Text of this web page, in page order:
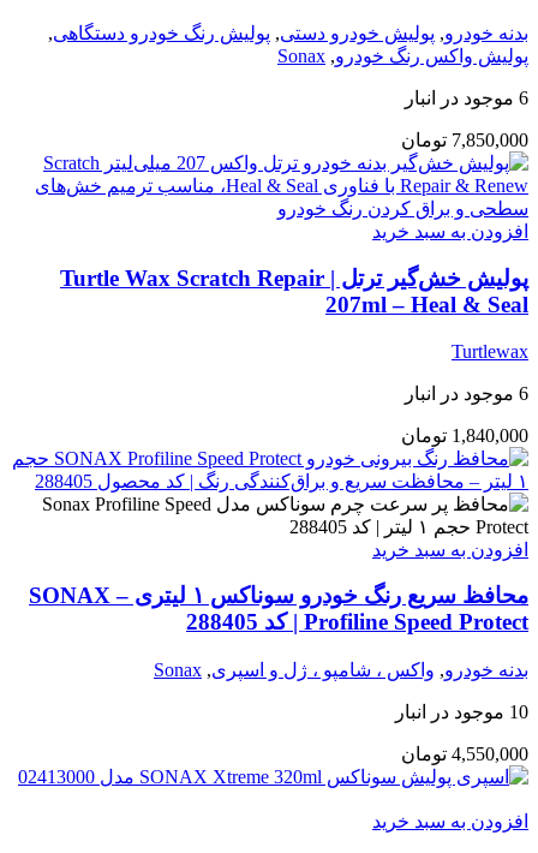
بدنه خودرو, پولیش خودرو دستی, پولیش رنگ خودرو دستگاهی,
پولیش واکس رنگ خودرو,
Sonax
6 موجود در انبار
7,850,000 تومان
افزودن به سبد خرید
پولیش خش‌گیر ترتل | Turtle Wax Scratch Repair
207ml – Heal & Seal
Turtlewax
6 موجود در انبار
1,840,000 تومان
افزودن به سبد خرید
محافظ سریع رنگ خودرو سوناکس ۱ لیتری – SONAX
Profiline Speed Protect | کد 288405
بدنه خودرو, واکس ، شامپو ، ژل و اسپری,
Sonax
10 موجود در انبار
4,550,000 تومان
افزودن به سبد خرید